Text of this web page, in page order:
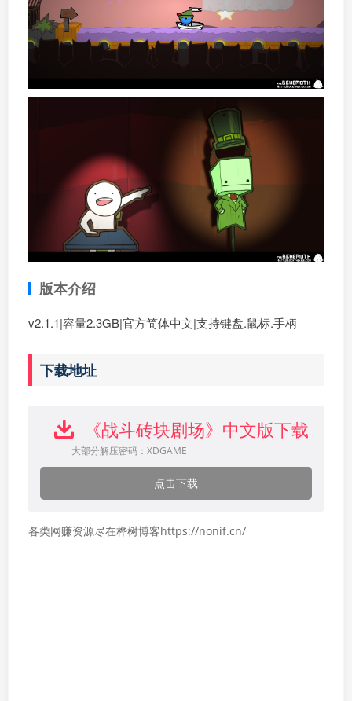
版本介绍
v2.1.1|容量2.3GB|官方简体中文|支持键盘.鼠标.手柄
下载地址
《战斗砖块剧场》中文版下载
大部分解压密码：XDGAME
点击下载
各类网赚资源尽在桦树博客https://nonif.cn/